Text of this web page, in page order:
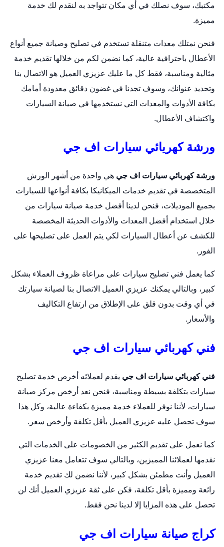
مكتبك، سوف نصلك في أي مكان تتواجد به لنقدم لك خدمة
مميزة.
فنحن نمتلك معدات متنقلة تستخدم في تصليح وصيانة جميع أنواع
الأعطال باحترافية عالية، كما نضمن لكم من خلالها تقديم خدمة
مثالية ومناسبة، فقط كل ما عليك عزيزي العميل هو الاتصال بنا
وتحديد عنوانك، وسوف تجدنا في غضون دقائق معدودة أمامك
بكافة الأدوات والمعدات التي نستخدمها في صيانة السيارات
واكتشاف الأعطال.
ورشة كهريائي سيارات اف جي
ورشة كهربائي سيارات اف جي هي واحدة من أشهر الورش
المتخصصة في تقديم خدمات الميكانيكا بكافة أنواعها للسيارات
بجميع الموديلات، فنحن لدينا أفضل خدمة صيانة سيارات من
خلال استخدام أفضل المعدات والأدوات الحديثة المخصصة
للكشف عن أعطال السيارات لكي يتم العمل على تصليحها على
الفور.
كما يعمل فني تصليح سيارات على مراعاة ظروف العملاء بشكل
كبير، وبالتالي يمكنك عزيزي العميل الاتصال بنا لصيانة سيارتك
في أي وقت بدون قلق على الإطلاق من ارتفاع التكاليف
والأسعار.
فني كهربائي سيارات اف جي
فني كهربائي سيارات اف جي يقدم لعملائه أخرص خدمة تصليح
سيارات بتكلفة بسيطة ومناسبة، فنحن نعد أرخص مركز صيانة
سيارات، لأننا نوفر للعملاء خدمة مميزة بكفاءة عالية، وكل هذا
سوف تحصل عليه عزيزي العميل بأقل تكلفة وأرخص سعر.
كما نعمل على تقديم الكثير من الخصومات على الخدمات التي
نقدمها لعملائنا المميزين، وبالتالي سوف تتعامل معنا عزيزي
العميل وأنت مطمئن بشكل كبير، لأننا نضمن لك تقديم خدمة
رائعة ومميزة بأقل تكلفة، فكن على ثقة عزيزي العميل أنك لن
تحصل على هذه المزايا إلا لدينا نحن فقط.
كراج صيانة سيارات اف جي